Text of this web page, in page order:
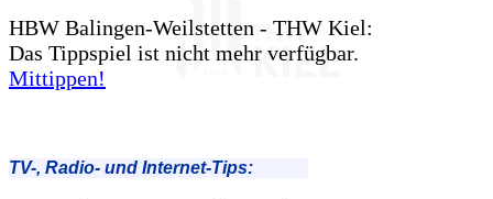
HBW Balingen-Weilstetten - THW Kiel:
Das Tippspiel ist nicht mehr verfügbar.
Mittippen!
TV-, Radio- und Internet-Tips: